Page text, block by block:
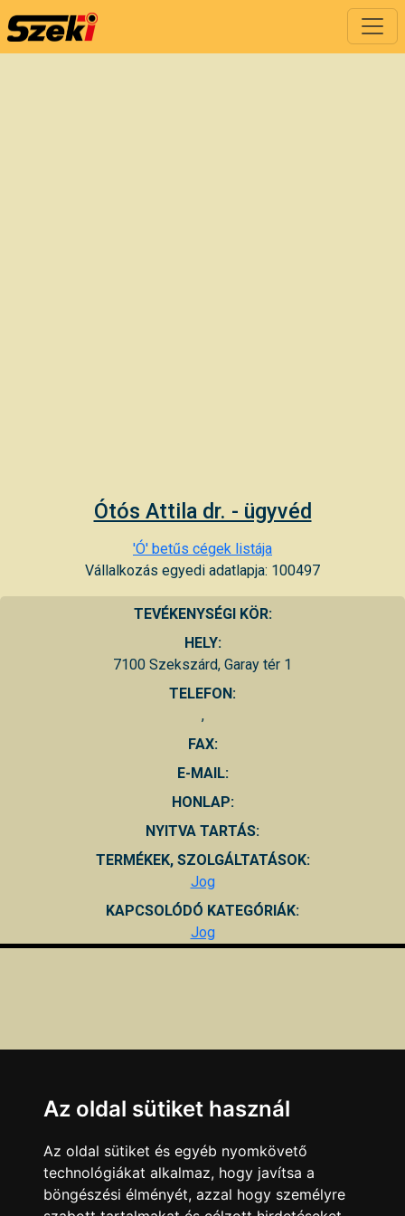
Ótós Attila dr. - ügyvéd
'Ó' betűs cégek listája
Vállalkozás egyedi adatlapja: 100497
TEVÉKENYSÉGI KÖR:
HELY:
7100 Szekszárd, Garay tér 1
TELEFON:
,
FAX:
E-MAIL:
HONLAP:
NYITVA TARTÁS:
TERMÉKEK, SZOLGÁLTATÁSOK:
Jog
KAPCSOLÓDÓ KATEGÓRIÁK:
Jog
Az oldal sütiket használ
Az oldal sütiket és egyéb nyomkövető
technológiákat alkalmaz, hogy javítsa a
böngészési élményét, azzal hogy személyre